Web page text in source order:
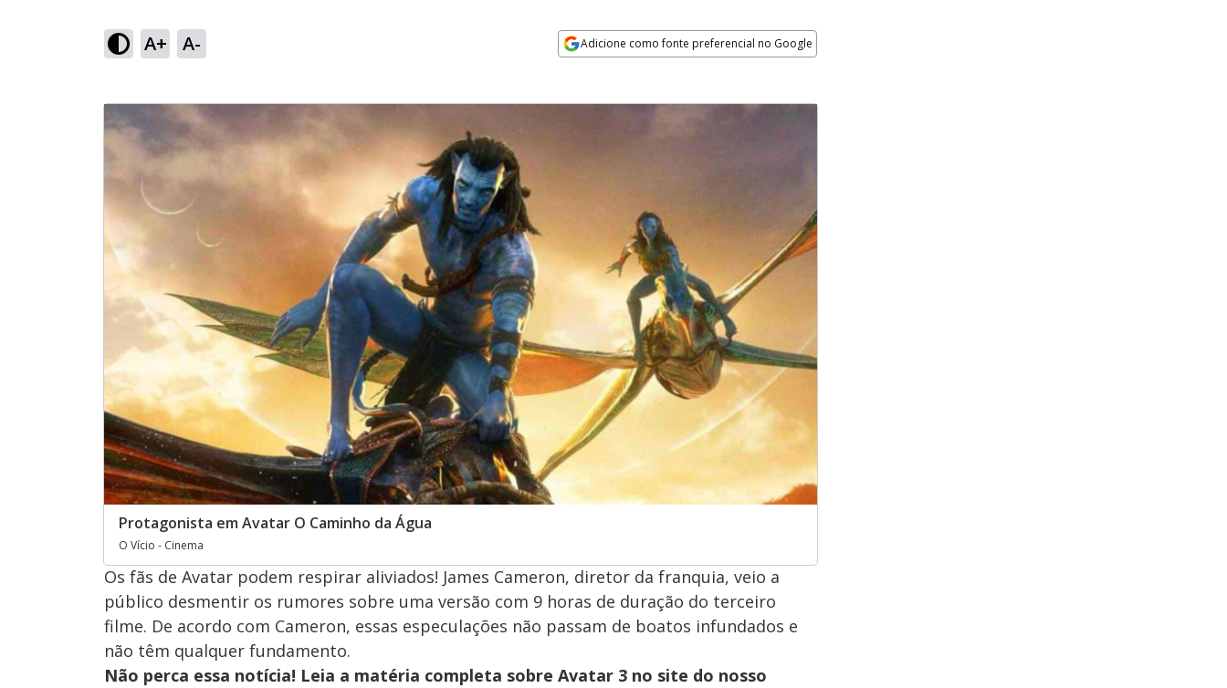
A+ A- Adicione como fonte preferencial no Google
Protagonista em Avatar O Caminho da Água
O Vício - Cinema
Os fãs de Avatar podem respirar aliviados! James Cameron, diretor da franquia, veio a
público desmentir os rumores sobre uma versão com 9 horas de duração do terceiro
filme. De acordo com Cameron, essas especulações não passam de boatos infundados e
não têm qualquer fundamento.
Não perca essa notícia! Leia a matéria completa sobre Avatar 3 no site do nosso